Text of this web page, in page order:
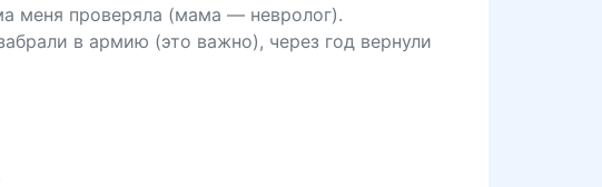
меня проверяла (мама — невролог).
в армию (это важно), через год вернули